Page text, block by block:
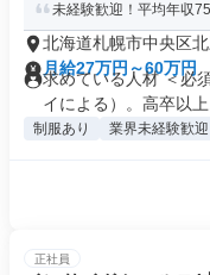
未経験歓迎！平均年収
北海道札幌市中央区
月給27万円～60万円
求めている人材 ＜必
イによる）。高卒以上
制服あり 業界未経験歓迎
正社員